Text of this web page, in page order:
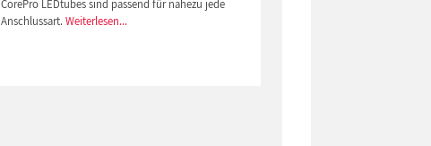
CorePro LEDtubes sind passend für nahezu jede
Anschlussart. Weiterlesen...